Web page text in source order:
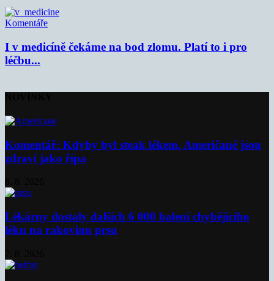
Komentáře
I v medicíně čekáme na bod zlomu. Platí to i pro
léčbu...
Komentář: Kdyby byl steak lékem, Američané jsou
zdraví jako řípa
Lékárny dostaly dalších 6 000 balení chybějícího
léku na rakovinu prsu